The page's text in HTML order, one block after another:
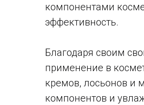
компонентами
эффективность.
Благодаря своим
применение в
кремов, лосьонов и
компонентов и